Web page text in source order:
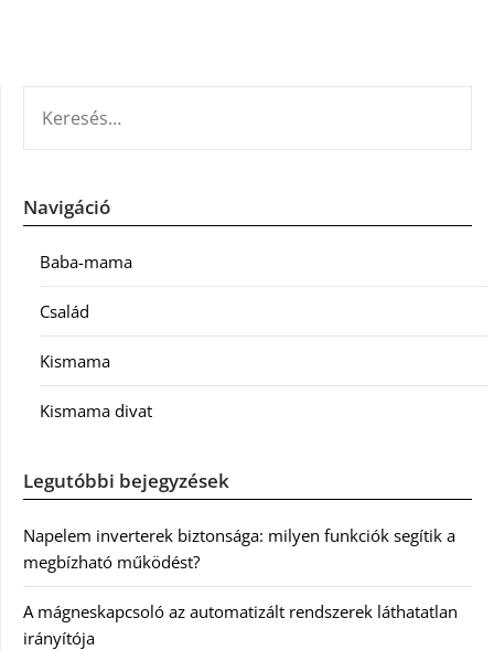
Navigáció
Baba-mama
Család
Kismama
Kismama divat
Legutóbbi bejegyzések
Napelem inverterek biztonsága: milyen funkciók segítik a
megbízható működést?
A mágneskapcsoló az automatizált rendszerek láthatatlan
irányítója